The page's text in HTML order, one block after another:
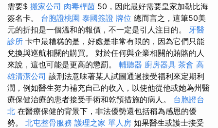
需要$ 搬家公司 肉毒桿菌 50，因此最好需要皇家加勒比海
簽名卡。 台胞證桃園 泰國簽證 牌位 總而言之，這筆50美
元的折扣是一個溫和的報價，不一定是引人注目的。 牙醫
診所 卡中最糟糕的是，好處是非常有限的，因為它們只能
兌換與巡航相關的購買。 對於任何與企業相關的賄賂的人
來說，這也可能是更高的懲罰。 輔聽器 廚房器具 茶會 高
雄清潔公司 該刑法意味著某人試圖通過接受福利來定期利
潤，例如醫生努力補充自己的收入，以使他從他或她為州醫
療保健治療的患者接受手術和乾預措施的病人。 台胞證台
北 在醫療保健的背景下，非法優勢還包括稱為感恩的優
勢。 北屯整骨服務 護理之家 單人房 如果醫生或護士接受